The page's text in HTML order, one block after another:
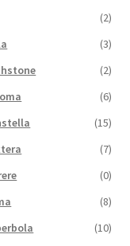
(2)
(3)
(2)
(6)
(15)
(7)
(0)
(8)
(10)